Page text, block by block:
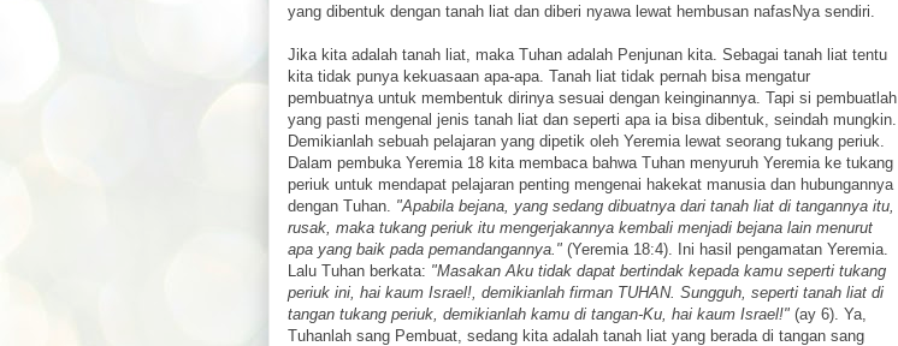
yang dibentuk dengan tanah liat dan diberi nyawa lewat hembusan nafasNya sendiri.
Jika kita adalah tanah liat, maka Tuhan adalah Penjunan kita. Sebagai tanah liat tentu
kita tidak punya kekuasaan apa-apa. Tanah liat tidak pernah bisa mengatur
pembuatnya untuk membentuk dirinya sesuai dengan keinginannya. Tapi si pembuatlah
yang pasti mengenal jenis tanah liat dan seperti apa ia bisa dibentuk, seindah mungkin.
Demikianlah sebuah pelajaran yang dipetik oleh Yeremia lewat seorang tukang periuk.
Dalam pembuka Yeremia 18 kita membaca bahwa Tuhan menyuruh Yeremia ke tukang
periuk untuk mendapat pelajaran penting mengenai hakekat manusia dan hubungannya
dengan Tuhan. "Apabila bejana, yang sedang dibuatnya dari tanah liat di tangannya itu,
rusak, maka tukang periuk itu mengerjakannya kembali menjadi bejana lain menurut
apa yang baik pada pemandangannya." (Yeremia 18:4). Ini hasil pengamatan Yeremia.
Lalu Tuhan berkata: "Masakan Aku tidak dapat bertindak kepada kamu seperti tukang
periuk ini, hai kaum Israel!, demikianlah firman TUHAN. Sungguh, seperti tanah liat di
tangan tukang periuk, demikianlah kamu di tangan-Ku, hai kaum Israel!" (ay 6). Ya,
Tuhanlah sang Pembuat, sedang kita adalah tanah liat yang berada di tangan sang